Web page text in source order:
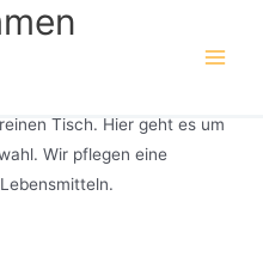
Tisch. Hier geht es um
Wir pflegen eine